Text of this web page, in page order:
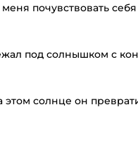
почувствовать
под солнышком с
солнце он